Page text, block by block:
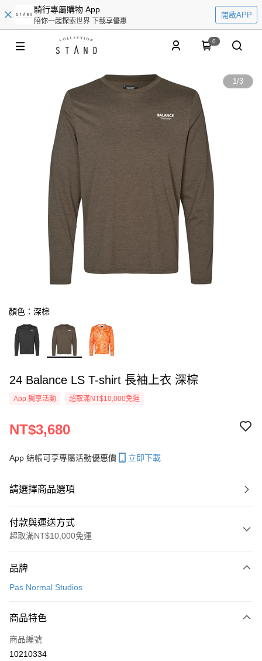
騎行專屬購物 App
陪你一起探索世界 下載享優惠
開啟APP
0
1/3
顏色：深棕
24 Balance LS T-shirt 長袖上衣 深棕
App 獨享活動 超取滿NT$10,000免運
NT$3,680
App 結帳可享專屬活動優惠價 立即下載
請選擇商品選項
付款與運送方式
超取滿NT$10,000免運
信用卡一次付款
LINE Pay
Apple Pay
品牌
Pas Normal Studios
商品特色
商品編號
10210334